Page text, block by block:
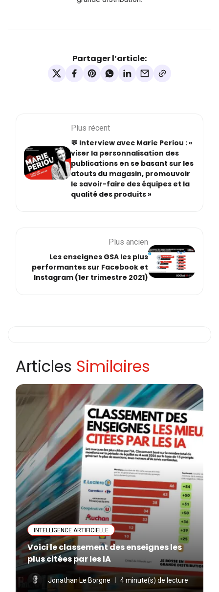
Partager l’article:
Plus récent
💬 Interview avec Marie Periou : «
viser la personnalisation des
publications en se basant sur les
atouts du magasin, promouvoir
le savoir-faire des équipes et la
qualité des produits »
Plus ancien
Les enseignes GSA les plus
performantes sur Facebook et
Instagram (1er trimestre 2021)
Articles Similaires
INTELLIGENCE ARTIFICIELLE
Voici le classement des enseignes les
plus citées par les IA
Jonathan Le Borgne 4 minute(s) de lecture